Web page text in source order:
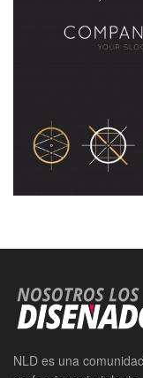
NLD es una